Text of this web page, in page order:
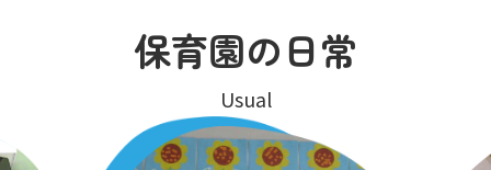
保育園の日常
Usual